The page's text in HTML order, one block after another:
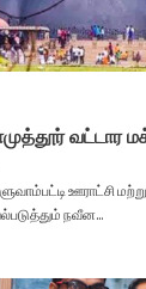
வட்டார
ஊராட்சி
நவீன...